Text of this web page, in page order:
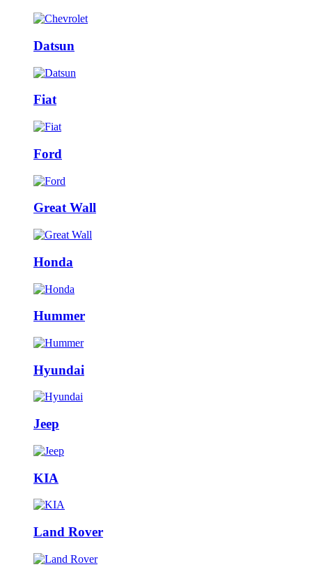
Datsun
Fiat
Ford
Great Wall
Honda
Hummer
Hyundai
Jeep
KIA
Land Rover